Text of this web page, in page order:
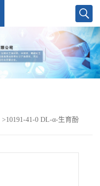
>10191-41-0 DL-α-生育酚